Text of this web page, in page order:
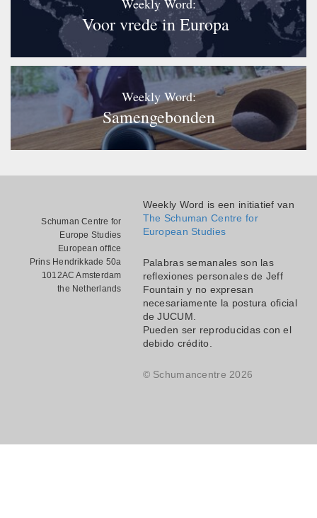
Weekly Word:
Voor vrede in Europa
Weekly Word:
Samengebonden
Schuman Centre for
Europe Studies
European office
Prins Hendrikkade 50a
1012AC Amsterdam
the Netherlands
Weekly Word is een initiatief van
The Schuman Centre for
European Studies
Palabras semanales son las
reflexiones personales de Jeff
Fountain y no expresan
necesariamente la postura oficial
de JUCUM.
Pueden ser reproducidas con el
debido crédito.
© Schumancentre 2026